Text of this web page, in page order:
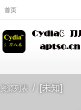
首页
资源列表 / [未知]